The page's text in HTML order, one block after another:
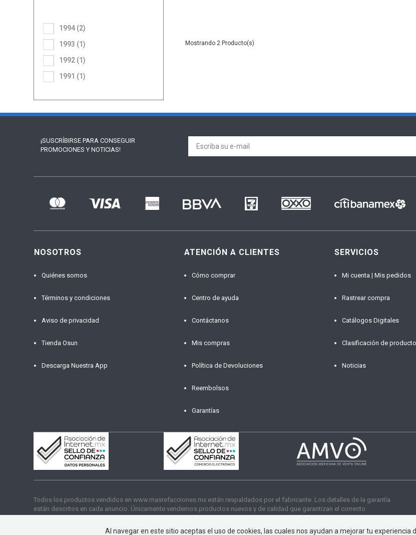
1991 (1)
1992 (1)
1993 (1)
1994 (2)
2
¡SUSCRÍBIRSE PARA CONSEGUIR
PROMOCIONES Y NOTICIAS!
NOSOTROS
Quiénes somos
Términos y condiciones
Aviso de privacidad
Tienda Osun
Descarga Nuestra App
ATENCIÓN A CLIENTES
Cómo comprar
Centro de ayuda
Contáctanos
Mis compras
Política de Devoluciones
Reembolsos
Garantías
SERVICIOS
Mi cuenta | Mis pedidos
Rastrear compra
Catálogos Digitales
Clasificación de
Noticias
Todos los productos vendidos en www.masrefacciones.mx están respaldados por el fabricante. Los detalles de la garantía
están descritos en cada anuncio. Únicamente vendemos productos nuevos y de calidad que garantizan el correcto
Al navegar en este sitio aceptas el uso de cookies, las cuales nos ayudan a mejorar tu experiencia